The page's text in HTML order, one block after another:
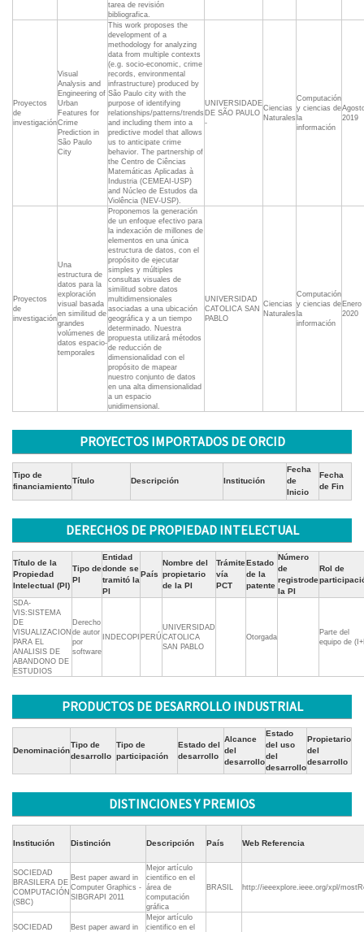
tarea de revisión
bibliografica.
Proyectos
de
investigación
Visual
Analysis and
Engineering of
Urban
Features for
Crime
Prediction in
São Paulo
City
This work proposes the
development of a
methodology for analyzing
data from multiple contexts
(e.g. socio-economic, crime
records, environmental
infrastructure) produced by
São Paulo city with the
purpose of identifying
relationships/patterns/trends
and including them into a
predictive model that allows
us to anticipate crime
behavior. The partnership of
the Centro de Ciências
Matemáticas Aplicadas à
Industria (CEMEAI-USP)
and Núcleo de Estudos da
Violência (NEV-USP).
UNIVERSIDADE
DE SÃO PAULO
-
Ciencias
Naturales
Computación
y ciencias de
la
información
2019
Proyectos
de
investigación
Una
estructura de
datos para la
exploración
visual basada
en similitud de
grandes
volúmenes de
datos espacio-
temporales
Proponemos la generación
de un enfoque efectivo para
la indexación de millones de
elementos en una única
estructura de datos, con el
propósito de ejecutar
simples y múltiples
consultas visuales de
similitud sobre datos
multidimensionales
asociadas a una ubicación
geográfica y a un tiempo
determinado. Nuestra
propuesta utilizará métodos
de reducción de
dimensionalidad con el
propósito de mapear
nuestro conjunto de datos
en una alta dimensionalidad
a un espacio
unidimensional.
UNIVERSIDAD
CATOLICA SAN
PABLO
Ciencias
Naturales
Computación
y ciencias de
la
información
Enero
2020
PROYECTOS IMPORTADOS DE ORCID
Tipo de
financiamiento
Título Descripción Institución
Fecha
de
Inicio
Fecha
de Fin
DERECHOS DE PROPIEDAD INTELECTUAL
Título de la
Propiedad
Intelectual (PI)
Tipo de
PI
Entidad
donde se
tramitó la
PI
País
Nombre del
propietario
de la PI
Trámite
vía
PCT
Estado
de la
patente
Número
de
registrode
la PI
Rol de
SDA-
VIS:SISTEMA
DE
VISUALIZACION
PARA EL
ANALISIS DE
ABANDONO DE
ESTUDIOS
Derecho
de autor
por
software
INDECOPI PERÚ
UNIVERSIDAD
CATOLICA
SAN PABLO
Otorgada
Parte del
equipo de
PRODUCTOS DE DESARROLLO INDUSTRIAL
Denominación
Tipo de
desarrollo
Tipo de
participación
Estado del
desarrollo
Alcance
del
desarrollo
Estado
del uso
del
desarrollo
Propietario
del
desarrollo
DISTINCIONES Y PREMIOS
Institución Distinción Descripción País Web Referencia
SOCIEDAD
BRASILERA DE
COMPUTACIÓN
(SBC)
Best paper award in
Computer Graphics -
SIBGRAPI 2011
Mejor artículo
cientifico en el
área de
computación
gráfica
BRASIL http://ieeexplore.ieee.org/xpl/
SOCIEDAD
Best paper award in
Mejor artículo
cientifico en el